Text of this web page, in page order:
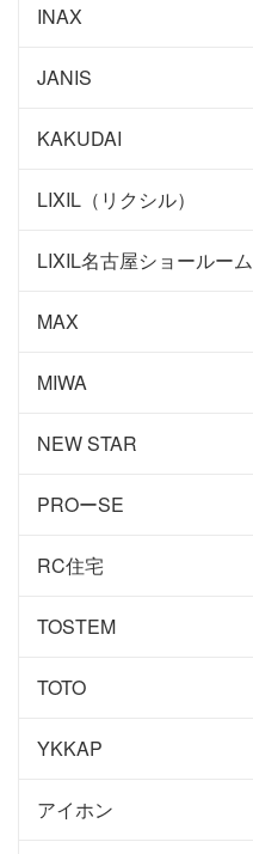
INAX
JANIS
KAKUDAI
LIXIL（リクシル）
LIXIL名古屋ショールーム
MAX
MIWA
NEW STAR
PROーSE
RC住宅
TOSTEM
TOTO
YKKAP
アイホン